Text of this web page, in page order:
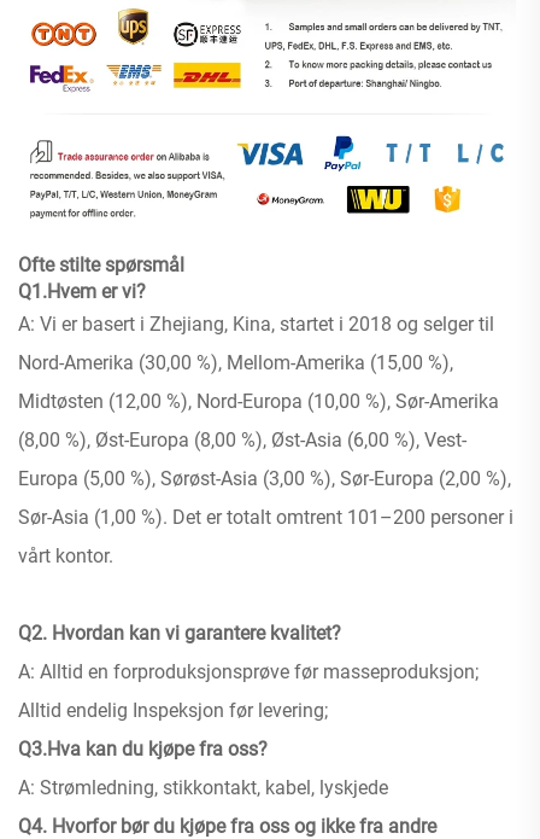
Ofte stilte spørsmål
Q1.Hvem er vi?
A: Vi er basert i Zhejiang, Kina, startet i 2018 og selger til
Nord-Amerika (30,00 %), Mellom-Amerika (15,00 %),
Midtøsten (12,00 %), Nord-Europa (10,00 %), Sør-Amerika
(8,00 %), Øst-Europa (8,00 %), Øst-Asia (6,00 %), Vest-
Europa (5,00 %), Sørøst-Asia (3,00 %), Sør-Europa (2,00 %),
Sør-Asia (1,00 %). Det er totalt omtrent 101–200 personer i
vårt kontor.
Q2. Hvordan kan vi garantere kvalitet?
A: Alltid en forproduksjonsprøve før masseproduksjon;
Alltid endelig Inspeksjon før levering;
Q3.Hva kan du kjøpe fra oss?
A: Strømledning, stikkontakt, kabel, lyskjede
Q4. Hvorfor bør du kjøpe fra oss og ikke fra andre